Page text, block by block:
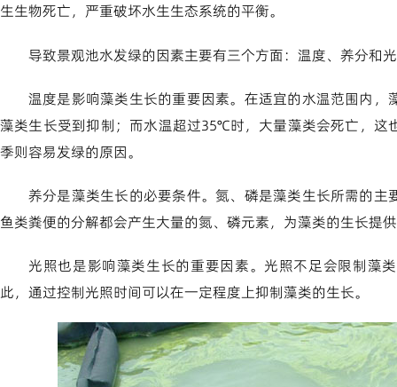
生生物死亡，严重破坏水生生态系统的平衡。
导致景观池水发绿的因素主要有三个方面：温度、养分和
温度是影响藻类生长的重要因素。在适宜的水温范围内
藻类生长受到抑制；而水温超过35℃时，大量藻类会死亡，这
季则容易发绿的原因。
养分是藻类生长的必要条件。氮、磷是藻类生长所需的
鱼类粪便的分解都会产生大量的氮、磷元素，为藻类的生长提
光照也是影响藻类生长的重要因素。光照不足会限制藻
此，通过控制光照时间可以在一定程度上抑制藻类的生长。